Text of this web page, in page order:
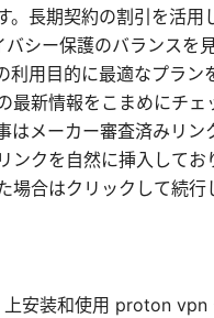
。長期契約の割引を活用
バシー保護のバランスを
利用目的に最適なプラン
最新情報をこまめにチェ
はメーカー審査済みリン
ンクを自然に挿入してお
場合はクリックして続行
安装和使用 proton vpn